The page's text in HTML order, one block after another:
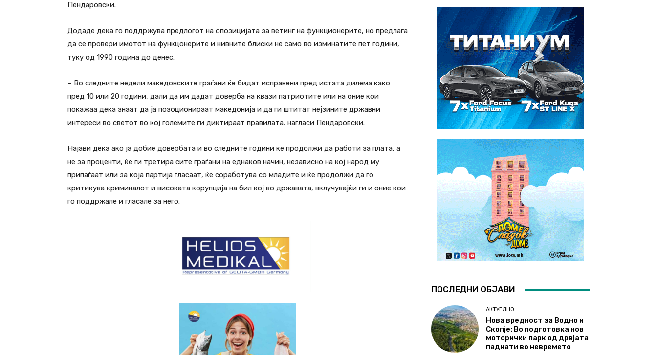
Пендаровски.
Додаде дека го поддржува предлогот на опозицијата за ветинг на функционерите, но предлага
да се провери имотот на функцонерите и нивните блиски не само во изминатите пет години,
туку од 1990 година до денес.
– Во следните недели македонските граѓани ќе бидат исправени пред истата дилема како
пред 10 или 20 години, дали да им дадат доверба на квази патриотите или на оние кои
покажаа дека знаат да ја позоционираат македонија и да ги штитат нејзините државни
интереси во светот во кој големите ги диктираат правилата, нагласи Пендаровски.
Најави дека ако ја добие довербата и во следните години ќе продолжи да работи за плата, а
не за проценти, ќе ги третира сите граѓани на еднаков начин, независно на кој народ му
припаѓаат или за која партија гласаат, ќе соработува со младите и ќе продолжи да го
критикува криминалот и високата корупција на бил кој во државата, вклучувајќи ги и оние кои
го поддржале и гласале за него.
ПОСЛЕДНИ ОБЈАВИ
АКТУЕЛНО
Нова вредност за Водно и
Скопје: Во подготовка нов
моторички парк од дрвјата
паднати во невремето